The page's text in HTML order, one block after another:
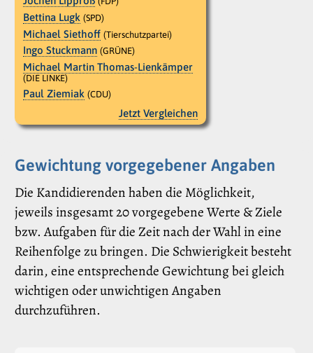
Bettina Lugk (SPD)
Michael Siethoff (Tierschutzpartei)
Ingo Stuckmann (GRÜNE)
Michael Martin Thomas-Lienkämper
(DIE LINKE)
Paul Ziemiak (CDU)
Jetzt Vergleichen
Gewichtung vorgegebener Angaben
Die Kandidierenden haben die Möglichkeit,
jeweils insgesamt 20 vorgegebene Werte & Ziele
bzw. Aufgaben für die Zeit nach der Wahl in eine
Reihenfolge zu bringen. Die Schwierigkeit besteht
darin, eine entsprechende Gewichtung bei gleich
wichtigen oder unwichtigen Angaben
durchzuführen.